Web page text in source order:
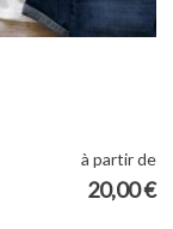
à partir de
20,00 €